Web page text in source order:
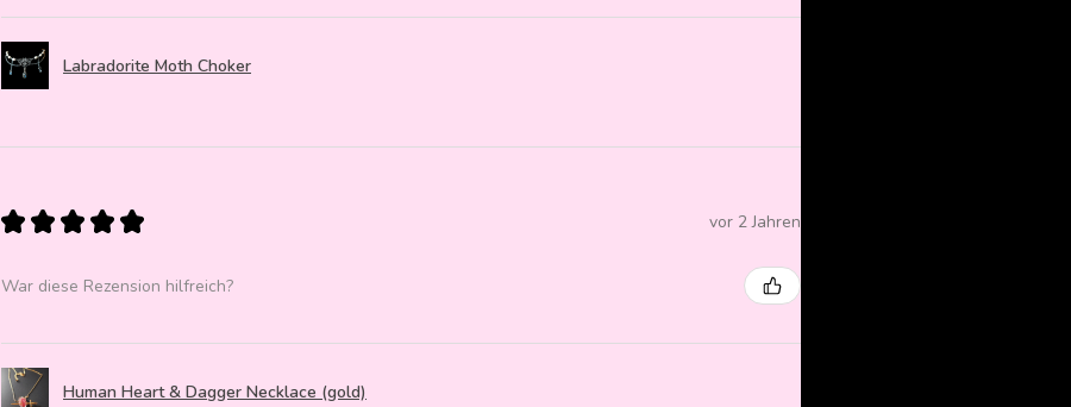
Labradorite Moth Choker
★ ★ ★ ★ ★ vor 2 Jahren
War diese Rezension hilfreich?
Human Heart & Dagger Necklace (gold)